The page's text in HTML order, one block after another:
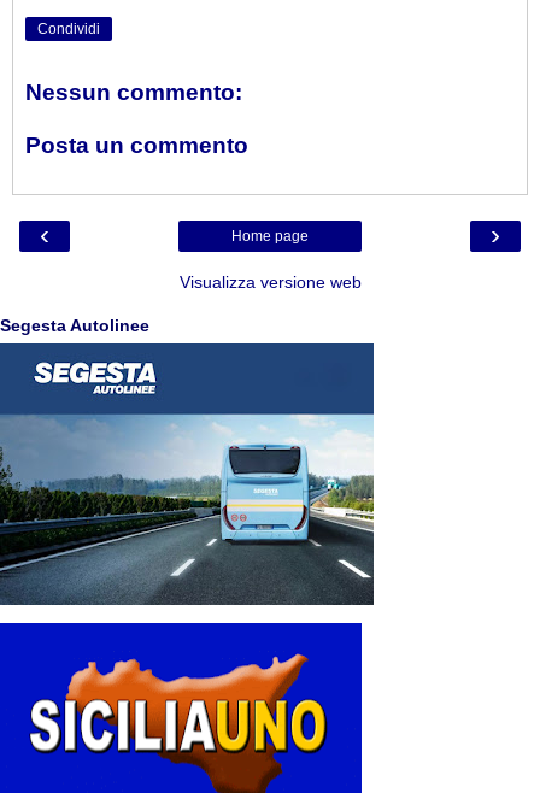
Condividi
Nessun commento:
Posta un commento
‹ ›
Home page
Visualizza versione web
Segesta Autolinee